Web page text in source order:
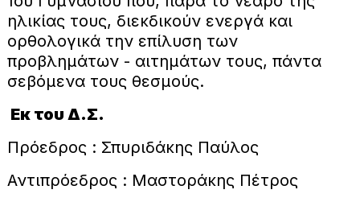
ηλικίας τους, διεκδικούν ενεργά και
ορθολογικά την επίλυση των
προβλημάτων - αιτημάτων τους, πάντα
σεβόμενα τους θεσμούς.
Εκ του Δ.Σ.
Πρόεδρος : Σπυριδάκης Παύλος
Αντιπρόεδρος : Μαστοράκης Πέτρος